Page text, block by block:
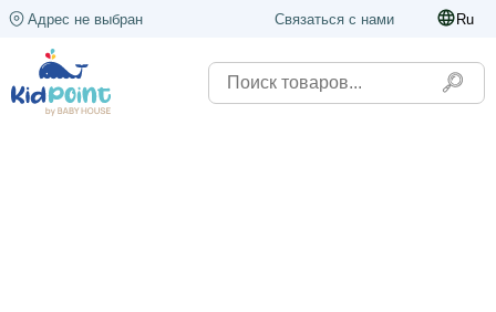
Адрес не выбран Связаться с нами Ru